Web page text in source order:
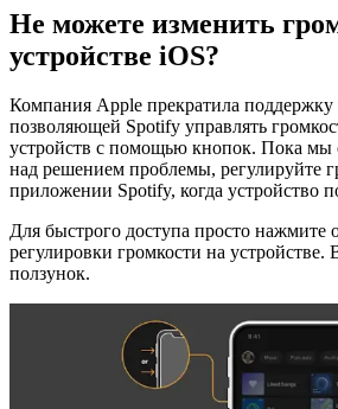
Не можете изменить
устройстве iOS?
Компания Apple прекратила поддержку
позволяющей Spotify управлять
устройств с помощью кнопок. Пока мы
над решением проблемы, регулируйте
приложении Spotify, когда устройство
Для быстрого доступа просто нажмите
регулировки громкости на устройстве.
ползунок.